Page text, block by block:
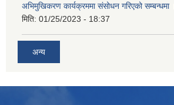
अभिमुखिकरण कार्यक्रममा संसोधन गरिएको सम्बन्धमा
मिति: 01/25/2023 - 18:37
अन्य